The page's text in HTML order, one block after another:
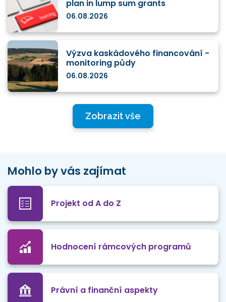
plan in lump sum grants
06.08.2026
Výzva kaskádového financování -
monitoring půdy
06.08.2026
Zobrazit vše
Mohlo by vás zajímat
Projekt od A do Z
Hodnocení rámcových programů
Právní a finanční aspekty